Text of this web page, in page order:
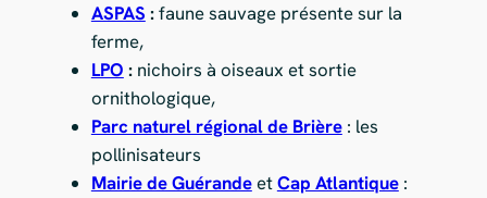
ASPAS :faune sauvage présente sur la
ferme,
LPO :nichoirs à oiseaux et sortie
ornithologique,
Parc naturel régional de Brière: les
pollinisateurs
Mairie de GuérandeetCap Atlantique: